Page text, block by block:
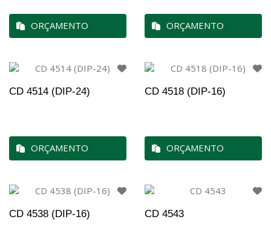
ORÇAMENTO ORÇAMENTO
CD 4514 (DIP-24)
ORÇAMENTO
CD 4518 (DIP-16)
ORÇAMENTO
CD 4538 (DIP-16) CD 4543